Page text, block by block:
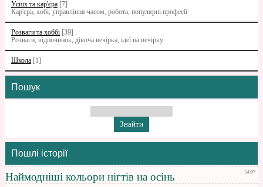
Успіх та кар'єра [7]
Кар'єра, хобі, управління часом, робота, популярні професії
Розваги та хоббі [39]
Розваги, відпочинок, дівоча вечірка, ідеї на вечірку
Школа [1]
Пошук
Пошлі історії